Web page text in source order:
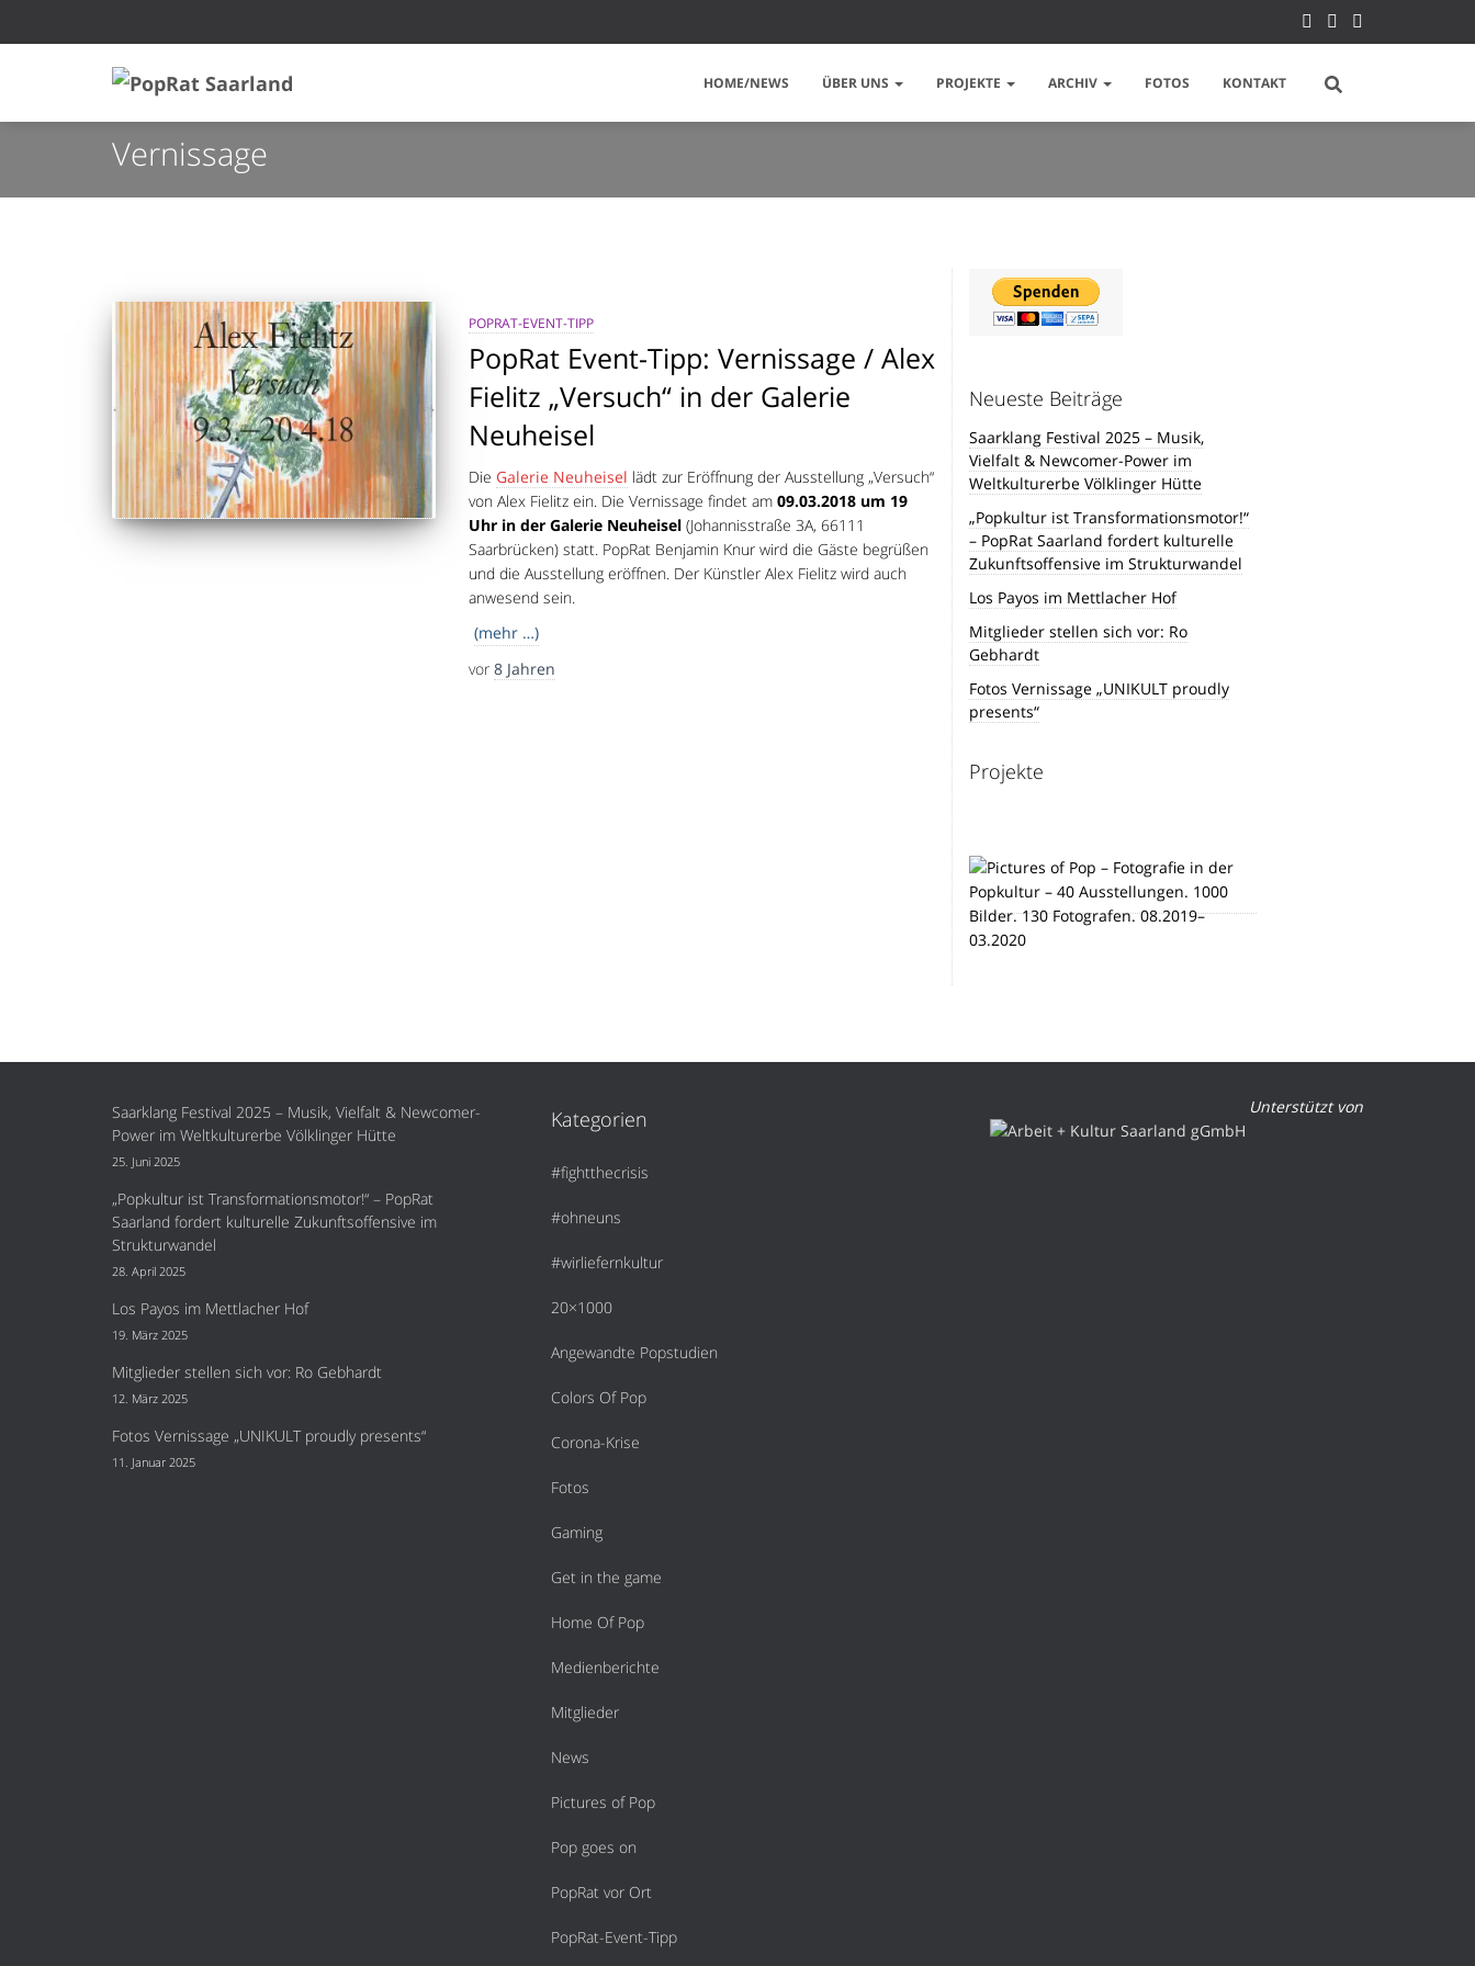
HOME/NEWS ÜBER UNS PROJEKTE ARCHIV FOTOS KONTAKT
Vernissage
POPRAT-EVENT-TIPP
PopRat Event-Tipp: Vernissage / Alex
Fielitz „Versuch“ in der Galerie
Neuheisel
Die Galerie Neuheisel lädt zur Eröffnung der Ausstellung „Versuch“
von Alex Fielitz ein. Die Vernissage findet am 09.03.2018 um 19
Uhr in der Galerie Neuheisel (Johannisstraße 3A, 66111
Saarbrücken) statt. PopRat Benjamin Knur wird die Gäste begrüßen
und die Ausstellung eröffnen. Der Künstler Alex Fielitz wird auch
anwesend sein.
(mehr …)
vor 8 Jahren
Neueste Beiträge
Saarklang Festival 2025 – Musik,
Vielfalt & Newcomer-Power im
Weltkulturerbe Völklinger Hütte
„Popkultur ist Transformationsmotor!“
– PopRat Saarland fordert kulturelle
Zukunftsoffensive im Strukturwandel
Los Payos im Mettlacher Hof
Mitglieder stellen sich vor: Ro
Gebhardt
Fotos Vernissage „UNIKULT proudly
presents“
Projekte
Saarklang Festival 2025 – Musik, Vielfalt & Newcomer-
Power im Weltkulturerbe Völklinger Hütte
25. Juni 2025
„Popkultur ist Transformationsmotor!“ – PopRat
Saarland fordert kulturelle Zukunftsoffensive im
Strukturwandel
28. April 2025
Los Payos im Mettlacher Hof
19. März 2025
Mitglieder stellen sich vor: Ro Gebhardt
12. März 2025
Fotos Vernissage „UNIKULT proudly presents“
11. Januar 2025
Kategorien
#fightthecrisis
#ohneuns
#wirliefernkultur
20×1000
Angewandte Popstudien
Colors Of Pop
Corona-Krise
Fotos
Gaming
Get in the game
Home Of Pop
Medienberichte
Mitglieder
News
Pictures of Pop
Pop goes on
PopRat vor Ort
PopRat-Event-Tipp
Unterstützt von